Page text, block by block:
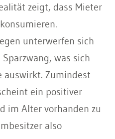
zeigt, dass Mieter
unterwerfen sich
was sich
auswirkt. Zumindest
ein positiver
im Alter vorhanden zu
also